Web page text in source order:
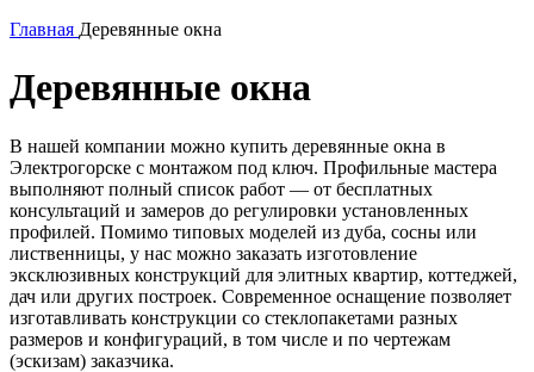
Главная Деревянные окна
Деревянные окна
В нашей компании можно купить деревянные окна в
Электрогорске с монтажом под ключ. Профильные мастера
выполняют полный список работ — от бесплатных
консультаций и замеров до регулировки установленных
профилей. Помимо типовых моделей из дуба, сосны или
лиственницы, у нас можно заказать изготовление
эксклюзивных конструкций для элитных квартир, коттеджей,
дач или других построек. Современное оснащение позволяет
изготавливать конструкции со стеклопакетами разных
размеров и конфигураций, в том числе и по чертежам
(эскизам) заказчика.